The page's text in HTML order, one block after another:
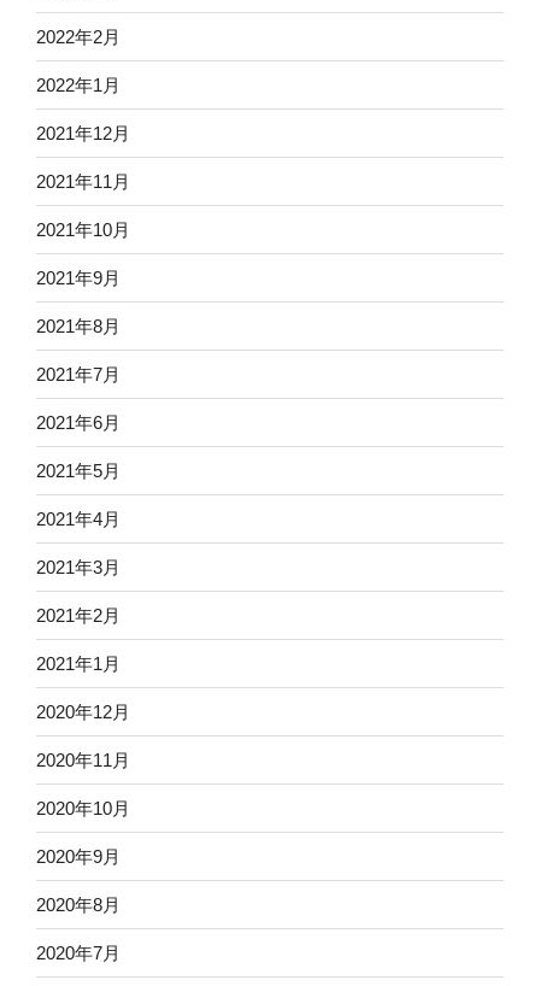
2022年2月
2022年1月
2021年12月
2021年11月
2021年10月
2021年9月
2021年8月
2021年7月
2021年6月
2021年5月
2021年4月
2021年3月
2021年2月
2021年1月
2020年12月
2020年11月
2020年10月
2020年9月
2020年8月
2020年7月